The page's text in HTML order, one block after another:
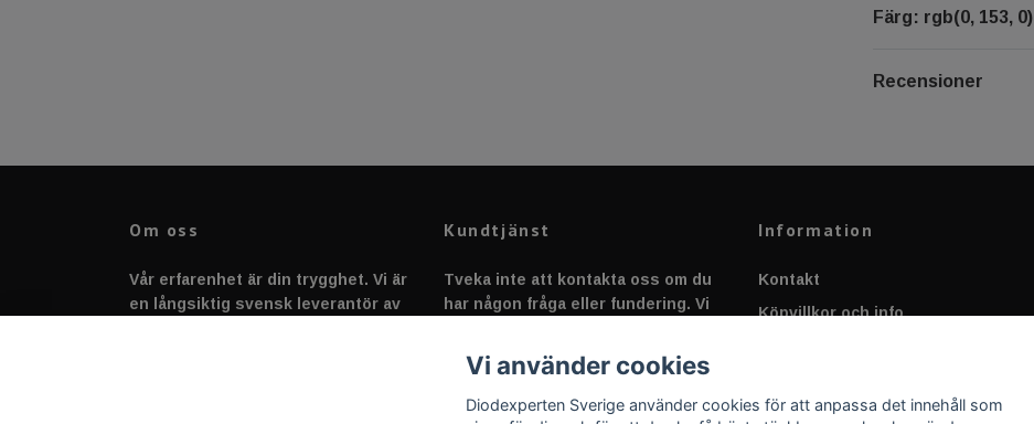
Färg: rgb(0, 153, 0)
Recensioner
Om oss
Vår erfarenhet är din trygghet. Vi är
en långsiktig svensk leverantör av
Kundtjänst
Tveka inte att kontakta oss om du
har någon fråga eller fundering. Vi
Information
Kontakt
Köpvillkor och info
Applicering av Dekal
Vi använder cookies
Diodexperten Sverige använder cookies för att anpassa det innehåll som